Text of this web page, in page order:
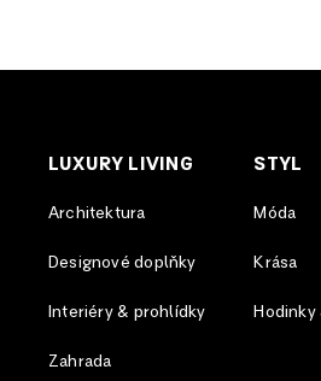
LUXURY LIVING
Architektura
Designové doplňky
Interiéry & prohlídky
Zahrada
STYL
Móda
Krása